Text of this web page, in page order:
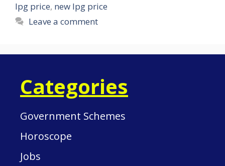
lpg price, new lpg price
Leave a comment
Categories
Government Schemes
Horoscope
Jobs